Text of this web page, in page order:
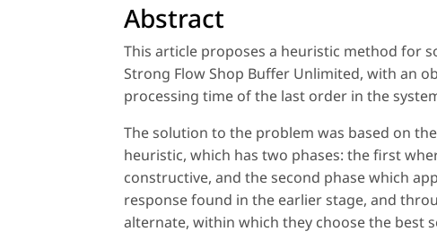
Abstract
This article proposes a heuristic method for
Strong Flow Shop Buffer Unlimited, with an
processing time of the last order in the
The solution to the problem was based on
heuristic, which has two phases: the first
constructive, and the second phase which
response found in the earlier stage, and
alternate, within which they choose the best